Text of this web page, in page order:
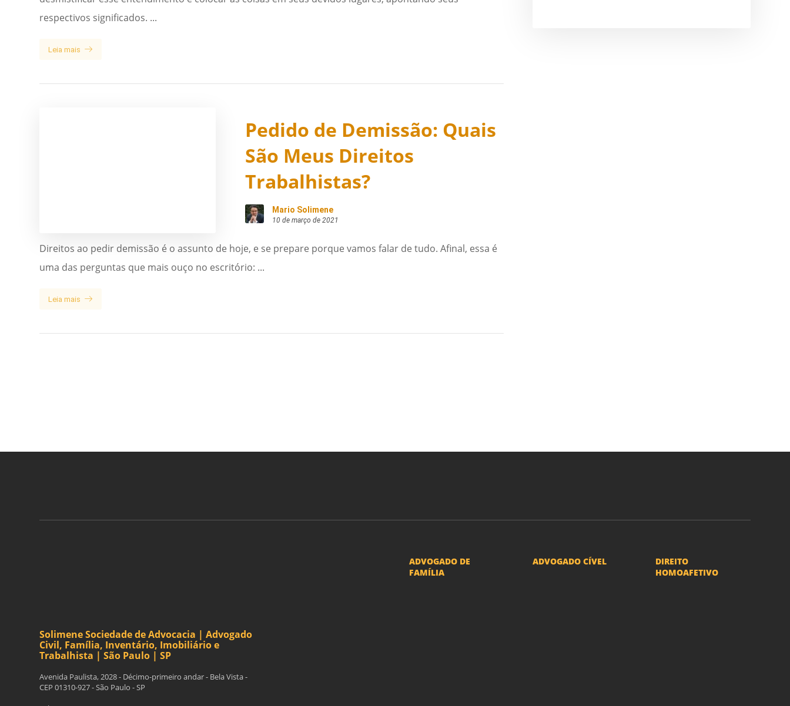
respectivos significados. ...
Leia mais
Pedido de Demissão: Quais
São Meus Direitos
Trabalhistas?
Mario Solimene
10 de março de 2021
Direitos ao pedir demissão é o assunto de hoje, e se prepare porque vamos falar de tudo. Afinal, essa é
uma das perguntas que mais ouço no escritório: ...
Leia mais
Solimene Sociedade de Advocacia | Advogado
Civil, Família, Inventário, Imobiliário e
Trabalhista | São Paulo | SP
Avenida Paulista, 2028 - Décimo-primeiro andar - Bela Vista -
CEP 01310-927 - São Paulo - SP
ADVOGADO DE
FAMÍLIA
ADVOGADO CÍVEL
DIREITO
HOMOAFETIVO